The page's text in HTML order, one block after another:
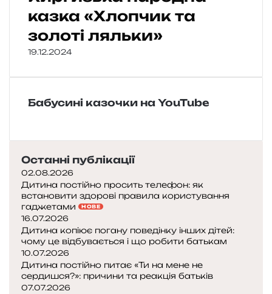
казка «Хлопчик та
золоті ляльки»
19.12.2024
Бабусині казочки на YouTube
Останні публікації
02.08.2026
Дитина постійно просить телефон: як
встановити здорові правила користування
гаджетами
НОВЕ
16.07.2026
Дитина копіює погану поведінку інших дітей:
чому це відбувається і що робити батькам
10.07.2026
Дитина постійно питає «Ти на мене не
сердишся?»: причини та реакція батьків
07.07.2026